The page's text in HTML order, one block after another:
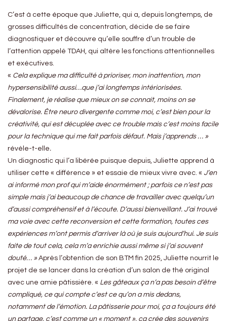
C’est à cette époque que Juliette, qui a, depuis longtemps, de
grosses difficultés de concentration, décide de se faire
diagnostiquer et découvre qu’elle souffre d’un trouble de
l’attention appelé TDAH, qui altère les fonctions attentionnelles
et exécutives.
« Cela explique ma difficulté à prioriser, mon inattention, mon
hypersensibilité aussi…que j’ai longtemps intériorisées.
Finalement, je réalise que mieux on se connait, moins on se
dévalorise. Être neuro divergente comme moi, c’est bien pour la
créativité, qui est décuplée avec ce trouble mais c’est moins facile
pour la technique qui me fait parfois défaut. Mais j’apprends … »
révèle-t-elle.
Un diagnostic qui l’a libérée puisque depuis, Juliette apprend à
utiliser cette « différence » et essaie de mieux vivre avec. « J’en
ai informé mon prof qui m’aide énormément ; parfois ce n’est pas
simple mais j’ai beaucoup de chance de travailler avec quelqu’un
d’aussi compréhensif et à l’écoute. D’aussi bienveillant. J’ai trouvé
ma voie avec cette reconversion et cette formation, toutes ces
expériences m’ont permis d’arriver là où je suis aujourd’hui. Je suis
faite de tout cela, cela m’a enrichie aussi même si j’ai souvent
douté… » Après l’obtention de son BTM fin 2025, Juliette nourrit le
projet de se lancer dans la création d’un salon de thé original
avec une amie pâtissière. « Les gâteaux ça n’a pas besoin d’être
compliqué, ce qui compte c’est ce qu’on a mis dedans,
notamment de l’émotion. La pâtisserie pour moi, ça a toujours été
un partage, c’est comme un « moment », ça crée des souvenirs